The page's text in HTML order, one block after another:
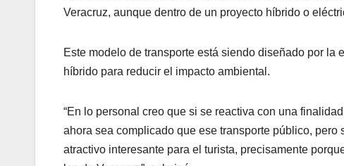
Veracruz, aunque dentro de un proyecto híbrido o
Este modelo de transporte está siendo diseñado por
híbrido para reducir el impacto ambiental.
“En lo personal creo que si se reactiva con una
ahora sea complicado que ese transporte público,
atractivo interesante para el turista, precisamente